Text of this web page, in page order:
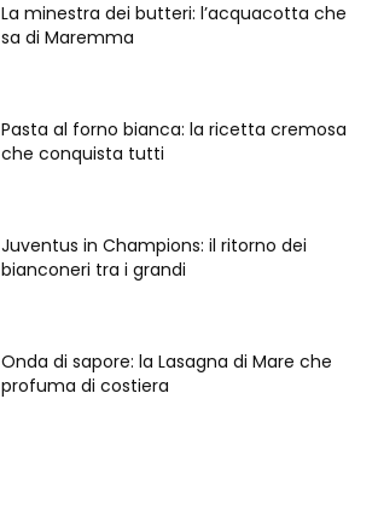
La minestra dei butteri: l’acquacotta che
sa di Maremma
Pasta al forno bianca: la ricetta cremosa
che conquista tutti
Juventus in Champions: il ritorno dei
bianconeri tra i grandi
Onda di sapore: la Lasagna di Mare che
profuma di costiera